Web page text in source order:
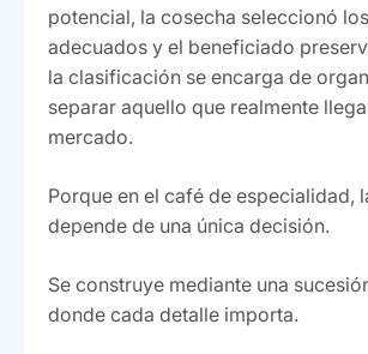
potencial, la cosecha seleccionó
adecuados y el beneficiado
la clasificación se encarga de
separar aquello que realmente
mercado.
Porque en el café de especialidad,
depende de una única decisión.
Se construye mediante una
donde cada detalle importa.